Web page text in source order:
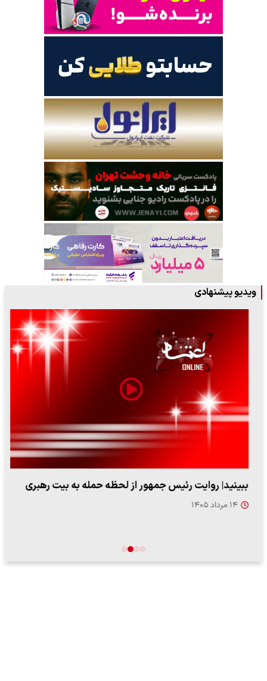
ویدیو پیشنهادی
ببینید| روایت رئیس جمهور از لحظه حمله به بیت رهبری
۱۴ مرداد ۱۴۰۵